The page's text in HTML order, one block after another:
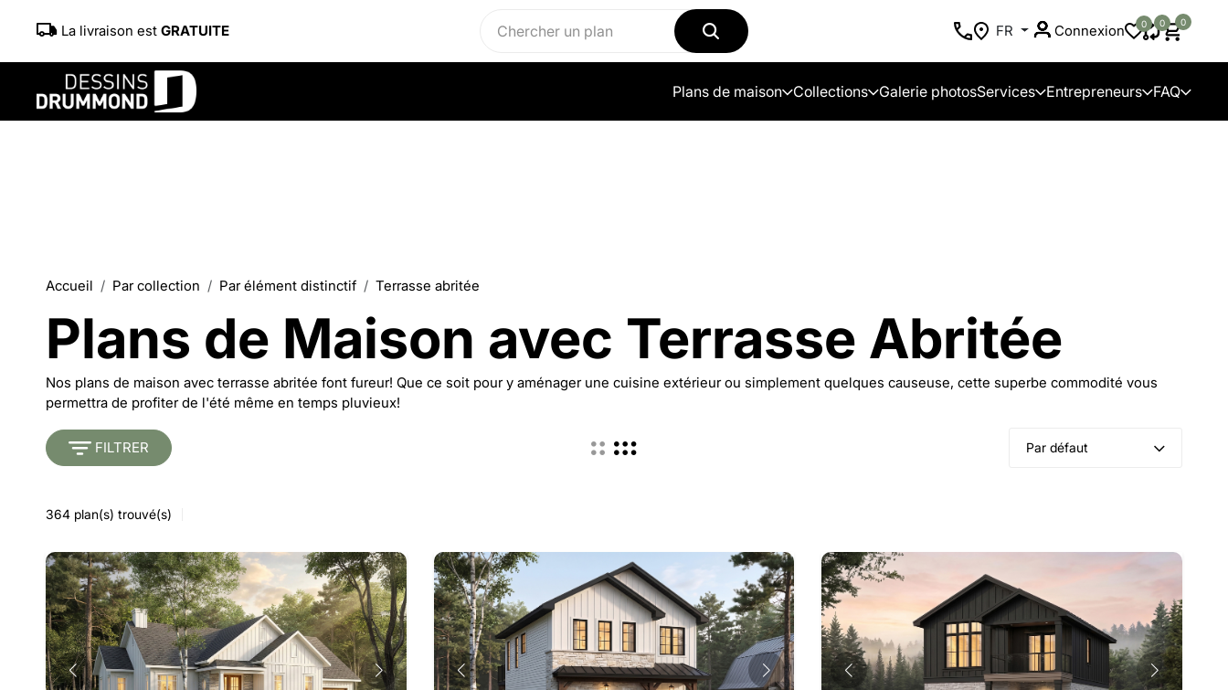
La livraison est GRATUITE FR Connexion 0 0 0
Plans de maison Collections Galerie photosServices Entrepreneurs FAQ
Accueil Par collection Par élément distinctif Terrasse abritée
Plans de Maison avec Terrasse Abritée
Nos plans de maison avec terrasse abritée font fureur! Que ce soit pour y aménager une cuisine extérieur ou simplement quelques causeuse, cette superbe commodité vous
permettra de profiter de l'été même en temps pluvieux!
FILTRER Par défaut
364 plan(s) trouvé(s)